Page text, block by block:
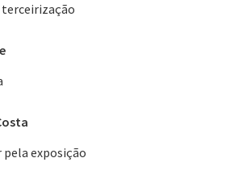
terceirização
exposição